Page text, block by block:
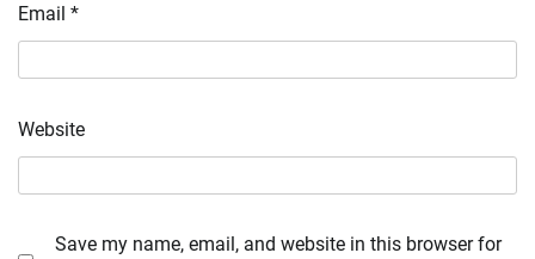
Email *
Website
Save my name, email, and website in this browser for